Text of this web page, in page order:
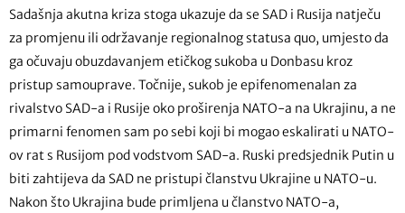
Sadašnja akutna kriza stoga ukazuje da se SAD i Rusija natječu
za promjenu ili održavanje regionalnog statusa quo, umjesto da
ga očuvaju obuzdavanjem etičkog sukoba u Donbasu kroz
pristup samouprave. Točnije, sukob je epifenomenalan za
rivalstvo SAD-a i Rusije oko proširenja NATO-a na Ukrajinu, a ne
primarni fenomen sam po sebi koji bi mogao eskalirati u NATO-
ov rat s Rusijom pod vodstvom SAD-a. Ruski predsjednik Putin u
biti zahtijeva da SAD ne pristupi članstvu Ukrajine u NATO-u.
Nakon što Ukrajina bude primljena u članstvo NATO-a,